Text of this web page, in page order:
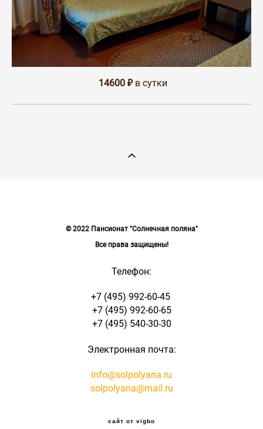
14600 ₽в сутки
© 2022 Пансионат "Солнечная поляна"
Все права защищены!
Телефон:
+7 (495) 992-60-45
+7 (495) 992-60-65
+7 (495) 540-30-30
Электронная почта:
info@solpolyana.ru
solpolyana@mail.ru
сайт от vigbo